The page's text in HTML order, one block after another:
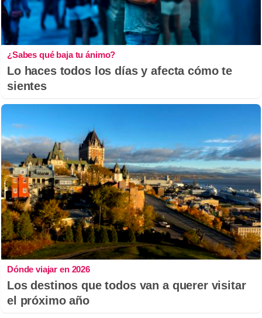
¿Sabes qué baja tu ánimo?
Lo haces todos los días y afecta cómo te
sientes
Dónde viajar en 2026
Los destinos que todos van a querer visitar
el próximo año